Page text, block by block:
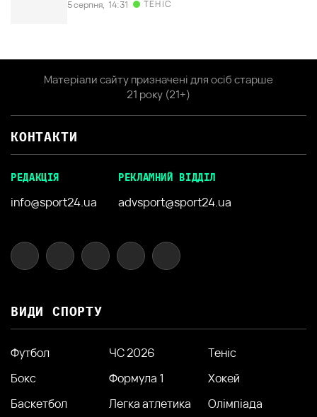
5 серпня, 14:31 ТЕНІС
Матеріали сайту призначені для осіб старше
21 року (21+)
КОНТАКТИ
РЕДАКЦІЯ
info@sport24.ua
РЕКЛАМНИЙ ВІДДІЛ
advsport@sport24.ua
ВИДИ СПОРТУ
Футбол ЧС 2026
Теніс
Бокс
Формула 1
Хокей
Баскетбол
Легка атлетика
Олімпіада